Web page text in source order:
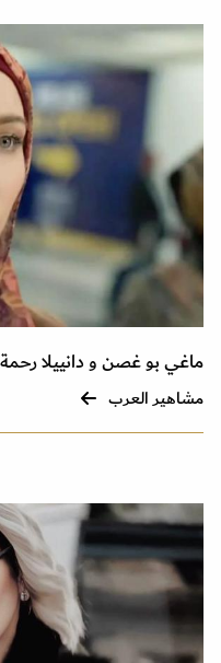
ماغي بو غصن و دانييلا
مشاهير العرب